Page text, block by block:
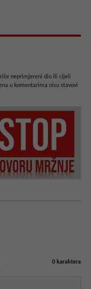
neprimjereni dio ili cijeli
u komentarima nisu stavovi
0 karaktera